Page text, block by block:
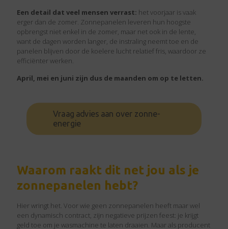
Een detail dat veel mensen verrast: het voorjaar is vaak
erger dan de zomer. Zonnepanelen leveren hun hoogste
opbrengst niet enkel in de zomer, maar net ook in de lente,
want de dagen worden langer, de instraling neemt toe en de
panelen blijven door de koelere lucht relatief fris, waardoor ze
efficiënter werken.
April, mei en juni zijn dus de maanden om op te letten.
Vraag advies aan over zonne-
energie
Waarom raakt dit net jou als je
zonnepanelen hebt?
Hier wringt het. Voor wie geen zonnepanelen heeft maar wel
een dynamisch contract, zijn negatieve prijzen feest: je krijgt
geld toe om je wasmachine te laten draaien. Maar als producent